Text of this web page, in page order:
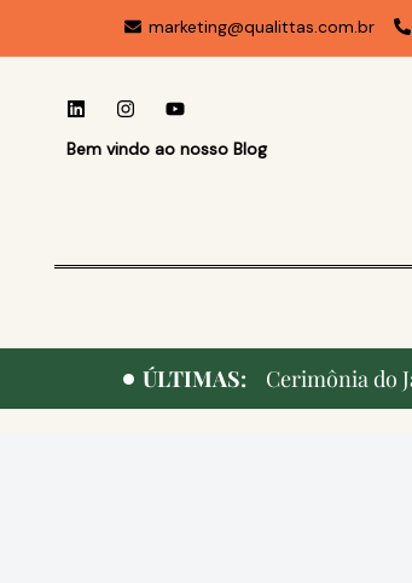
marketing@qualittas.com.br
Bem vindo ao nosso Blog
ÚLTIMAS: Cerimônia do